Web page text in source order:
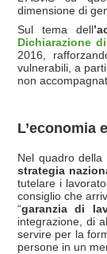
dimensione di
Sul tema dell
Dichiarazione
2016,
vulnerabili, a
non
L’economia
Nel quadro della
strategia
tutelare i
consiglio che
“garanzia di
integrazione, di
servire per la
persone in un